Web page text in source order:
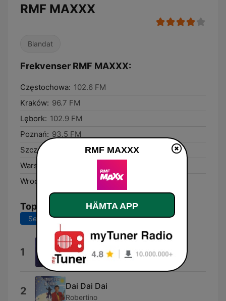
RMF MAXXX
Blandat
Frekvenser RMF MAXXX:
Częstochowa: 102.6 FM
Kraków: 96.7 FM
Lębork: 102.9 FM
Poznań: 93.5 FM
Szczecin:
98.4 FM
Warsaw:
Wrocław:
Topplåtar
Senaste 7 dagarna Senaste 30 dagarna
1 How Does It Feel
Kandella
2 Dai Dai Dai
Robertino
RMF MAXXX
HÄMTA APP